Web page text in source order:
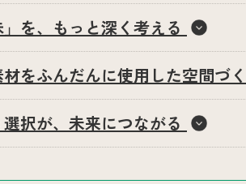
」を、もっと深く考える
をふんだんに使用した空間づ
択が、未来につながる